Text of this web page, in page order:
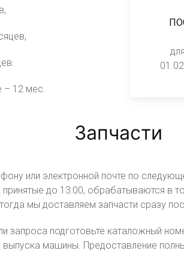
– 12 мес.
Запчасти
или электронной почте по
до 13:00, обрабатываются в
мы доставляем запчасти сразу
запроса подготовьте каталожный
машины. Предоставление